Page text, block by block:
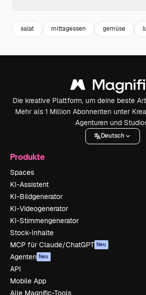
salat mittagessen gemüse
Die kreative Plattform, um deine beste
Mehr als 1 Million Abonnenten unter
Agenturen und
Deutsch
Produkte
Spaces
KI-Assistent
KI-Bildgenerator
KI-Videogenerator
KI-Stimmengenerator
Stock-Inhalte
MCP für Claude/ChatGPT Neu
Agenten Neu
API
Mobile App
Alle Magnific-Tools